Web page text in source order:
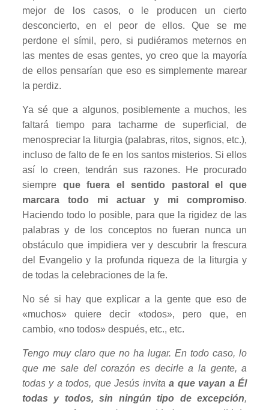
mejor de los casos, o le producen un cierto
desconcierto, en el peor de ellos. Que se me
perdone el símil, pero, si pudiéramos meternos en
las mentes de esas gentes, yo creo que la mayoría
de ellos pensarían que eso es simplemente marear
la perdiz.
Ya sé que a algunos, posiblemente a muchos, les
faltará tiempo para tacharme de superficial, de
menospreciar la liturgia (palabras, ritos, signos, etc.),
incluso de falto de fe en los santos misterios. Si ellos
así lo creen, tendrán sus razones. He procurado
siempre que fuera el sentido pastoral el que
marcara todo mi actuar y mi compromiso.
Haciendo todo lo posible, para que la rigidez de las
palabras y de los conceptos no fueran nunca un
obstáculo que impidiera ver y descubrir la frescura
del Evangelio y la profunda riqueza de la liturgia y
de todas la celebraciones de la fe.
No sé si hay que explicar a la gente que eso de
«muchos» quiere decir «todos», pero que, en
cambio, «no todos» después, etc., etc.
Tengo muy claro que no ha lugar. En todo caso, lo
que me sale del corazón es decirle a la gente, a
todas y a todos, que Jesús invitaa que vayan a Él
todas y todos, sin ningún tipo de excepción,